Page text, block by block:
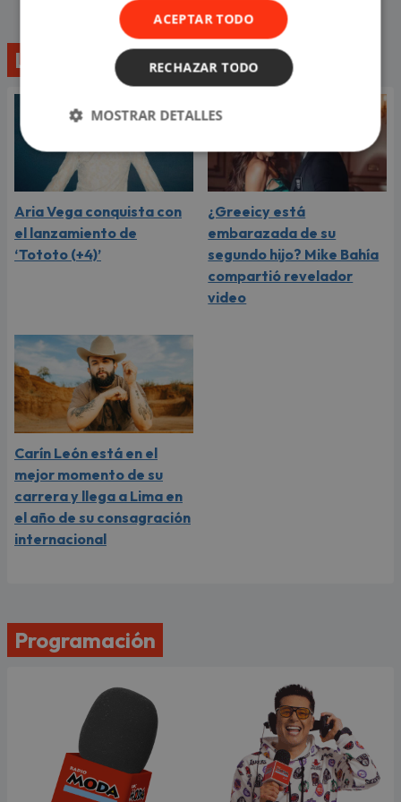
Lo último
Aria Vega conquista con
el lanzamiento de
‘Tototo (+4)’
¿Greeicy está
embarazada de su
segundo hijo? Mike Bahía
compartió revelador
video
Carín León está en el
mejor momento de su
carrera y llega a Lima en
el año de su consagración
internacional
Programación
ACEPTAR TODO
RECHAZAR TODO
MOSTRAR DETALLES